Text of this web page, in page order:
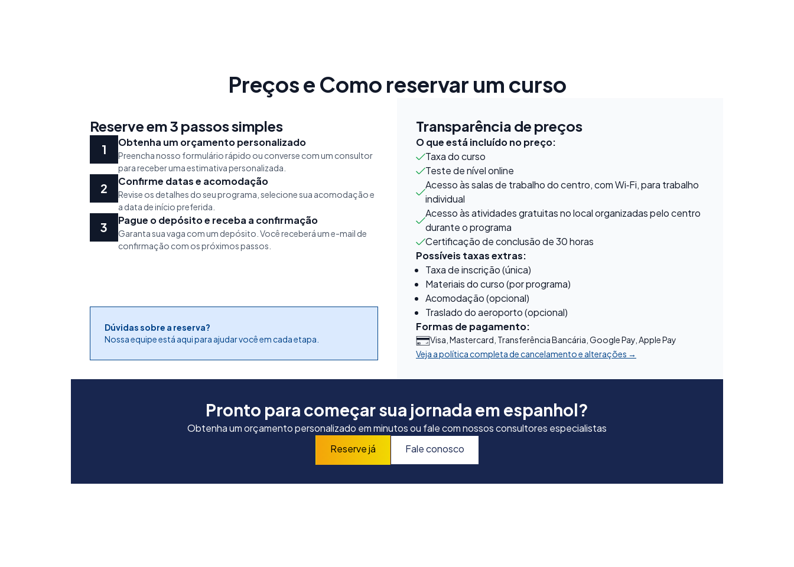
Preços e Como reservar um curso
Reserve em 3 passos simples
Obtenha um orçamento personalizado
Preencha nosso formulário rápido ou converse com um consultor
para receber uma estimativa personalizada.
Confirme datas e acomodação
Revise os detalhes do seu programa, selecione sua acomodação e
a data de início preferida.
Pague o depósito e receba a confirmação
Garanta sua vaga com um depósito. Você receberá um e-mail de
confirmação com os próximos passos.
Dúvidas sobre a reserva?
Nossa equipe está aqui para ajudar você em cada etapa.
Transparência de preços
O que está incluído no preço:
Taxa do curso
Teste de nível online
Acesso às salas de trabalho do centro, com Wi‑Fi, para trabalho
individual
Acesso às atividades gratuitas no local organizadas pelo centro
durante o programa
Certificação de conclusão de 30 horas
Possíveis taxas extras:
Taxa de inscrição (única)
Materiais do curso (por programa)
Acomodação (opcional)
Traslado do aeroporto (opcional)
Formas de pagamento:
Visa, Mastercard, Transferência Bancária, Google Pay, Apple Pay
Veja a política completa de cancelamento e alterações →
Pronto para começar sua jornada em espanhol?
Obtenha um orçamento personalizado em minutos ou fale com nossos consultores especialistas
Reserve já
Fale conosco